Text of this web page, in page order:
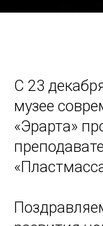
С 23
музее
«Эрарта»